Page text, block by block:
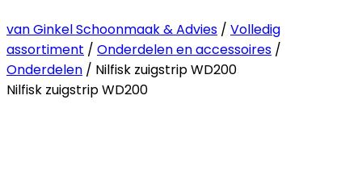
van Ginkel Schoonmaak & Advies / Volledig
assortiment / Onderdelen en accessoires /
Onderdelen / Nilfisk zuigstrip WD200
Nilfisk zuigstrip WD200